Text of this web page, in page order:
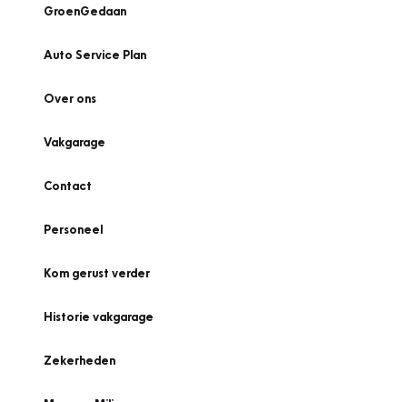
GroenGedaan
Auto Service Plan
Over ons
Vakgarage
Contact
Personeel
Kom gerust verder
Historie vakgarage
Zekerheden